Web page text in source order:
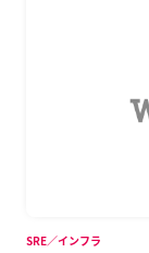
SRE／インフラ